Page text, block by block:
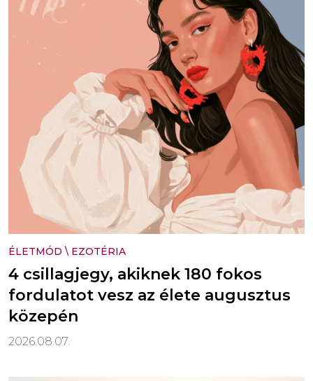
ÉLETMÓD \ EZOTÉRIA
4 csillagjegy, akiknek 180 fokos
fordulatot vesz az élete augusztus
közepén
2026.08.07.